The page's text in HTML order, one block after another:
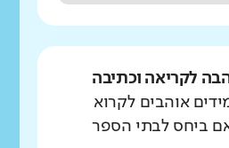
לקריאה וכתיבה
אוהבים לקרוא
ביחס לבתי הספר